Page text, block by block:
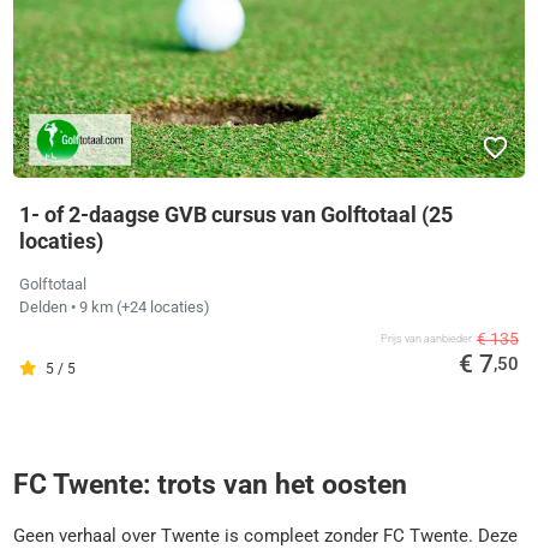
1- of 2-daagse GVB cursus van Golftotaal (25
locaties)
Golftotaal
Delden • 9 km (+24 locaties)
5 / 5
Prijs van aanbieder € 135
€ 7,50
FC Twente: trots van het oosten
Geen verhaal over Twente is compleet zonder FC Twente. Deze